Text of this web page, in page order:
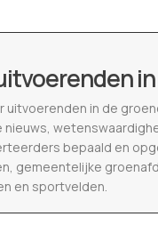
uitvoerenden in de
bepaald en
gemeentelijke
en sportvelden.